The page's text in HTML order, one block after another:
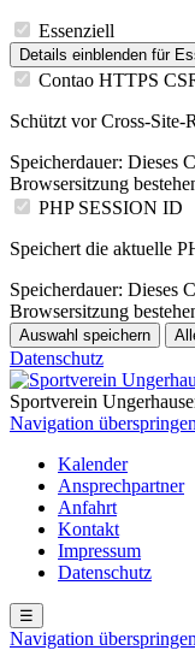
Essenziell
Details einblenden für
Contao HTTPS
Schützt vor Cross-Site-
Speicherdauer: Dieses
Browsersitzung
PHP SESSION ID
Speichert die aktuelle
Speicherdauer: Dieses
Browsersitzung
Auswahl speichern
Datenschutz
Sportverein
Navigation
Kalender
Ansprechpartner
Anfahrt
Kontakt
Impressum
Datenschutz
☰
Navigation